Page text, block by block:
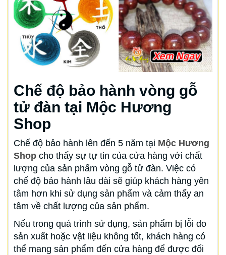
Chế độ bảo hành vòng gỗ
tử đàn tại Mộc Hương
Shop
Chế độ bảo hành lên đến 5 năm tại Mộc Hương
Shop cho thấy sự tự tin của cửa hàng với chất
lượng của sản phẩm vòng gỗ tử đàn. Việc có
chế độ bảo hành lâu dài sẽ giúp khách hàng yên
tâm hơn khi sử dụng sản phẩm và cảm thấy an
tâm về chất lượng của sản phẩm.
Nếu trong quá trình sử dụng, sản phẩm bị lỗi do
sản xuất hoặc vật liệu không tốt, khách hàng có
thể mang sản phẩm đến cửa hàng để được đổi